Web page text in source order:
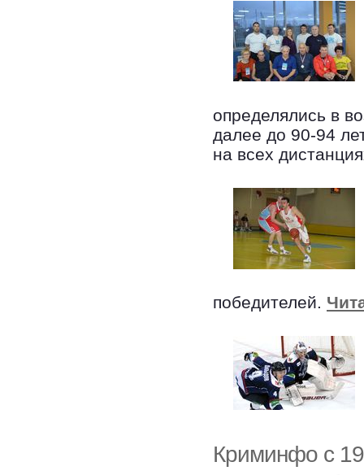
определялись в
далее до 90-94
на всех
победителей.
Криминфо с